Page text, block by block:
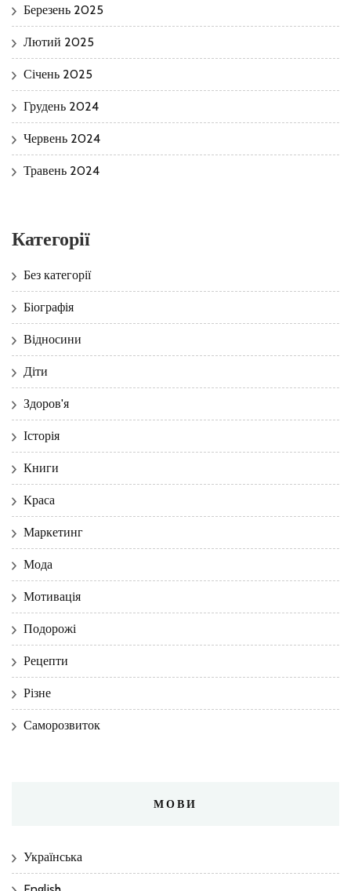
Березень 2025
Лютий 2025
Січень 2025
Грудень 2024
Червень 2024
Травень 2024
Категорії
Без категорії
Біографія
Відносини
Діти
Здоров'я
Історія
Книги
Краса
Маркетинг
Мода
Мотивація
Подорожі
Рецепти
Різне
Саморозвиток
МОВИ
Українська